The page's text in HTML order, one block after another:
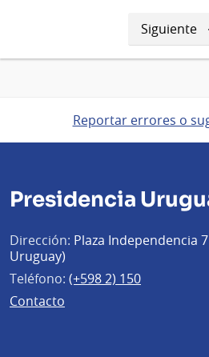
Siguiente
página
Siguiente
Reportar errores o
Presidencia
Dirección: Plaza Independencia
Uruguay)
Teléfono: (+598 2) 150
Contacto